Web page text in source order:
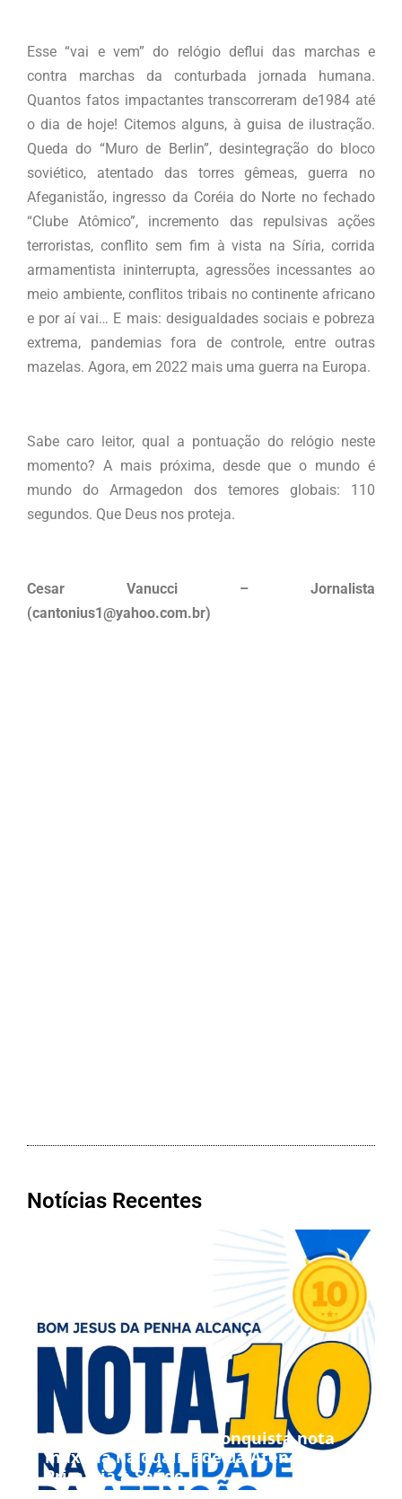
Esse “vai e vem” do relógio deflui das marchas e
contra marchas da conturbada jornada humana.
Quantos fatos impactantes transcorreram de1984 até
o dia de hoje! Citemos alguns, à guisa de ilustração.
Queda do “Muro de Berlin”, desintegração do bloco
soviético, atentado das torres gêmeas, guerra no
Afeganistão, ingresso da Coréia do Norte no fechado
“Clube Atômico”, incremento das repulsivas ações
terroristas, conflito sem fim à vista na Síria, corrida
armamentista ininterrupta, agressões incessantes ao
meio ambiente, conflitos tribais no continente africano
e por aí vai… E mais: desigualdades sociais e pobreza
extrema, pandemias fora de controle, entre outras
mazelas. Agora, em 2022 mais uma guerra na Europa.
Sabe caro leitor, qual a pontuação do relógio neste
momento? A mais próxima, desde que o mundo é
mundo do Armagedon dos temores globais: 110
segundos. Que Deus nos proteja.
Cesar Vanucci – Jornalista
(cantonius1@yahoo.com.br)
Notícias Recentes
Bom Jesus da Penha conquista nota
máxima na qualidade da Atenção
Primária à Saúde